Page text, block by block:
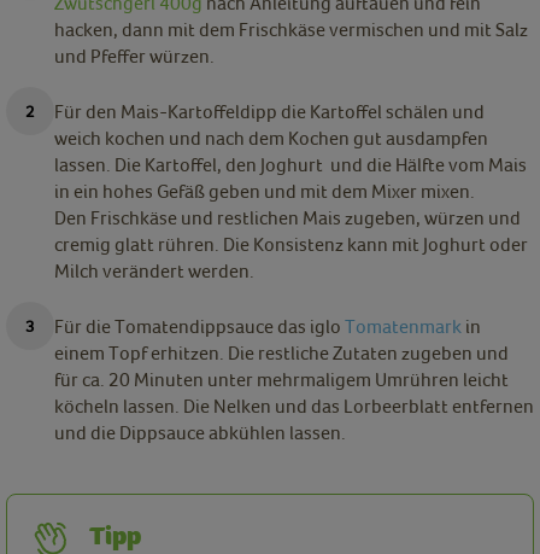
hacken, dann mit dem Frischkäse vermischen und mit Salz
und Pfeffer würzen.
Für den Mais-Kartoffeldipp die Kartoffel schälen und
weich kochen und nach dem Kochen gut ausdampfen
lassen. Die Kartoffel, den Joghurt und die Hälfte vom Mais
in ein hohes Gefäß geben und mit dem Mixer mixen.
Den Frischkäse und restlichen Mais zugeben, würzen und
cremig glatt rühren. Die Konsistenz kann mit Joghurt oder
Milch verändert werden.
Für die Tomatendippsauce das iglo Tomatenmark in
einem Topf erhitzen. Die restliche Zutaten zugeben und
für ca. 20 Minuten unter mehrmaligem Umrühren leicht
köcheln lassen. Die Nelken und das Lorbeerblatt entfernen
und die Dippsauce abkühlen lassen.
Tipp